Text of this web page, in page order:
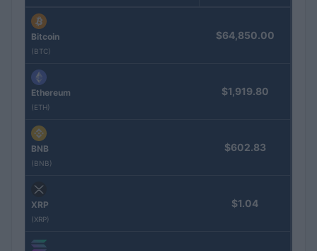
Bitcoin
(BTC)
$64,850.00
Ethereum
(ETH)
$1,919.80
BNB
(BNB)
$602.83
XRP
(XRP)
$1.04